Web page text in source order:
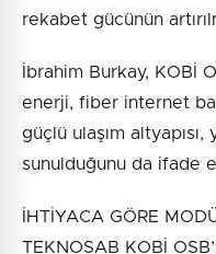
rekabet gücünün
İbrahim Burkay, KOBİ
enerji, fiber internet
güçlü ulaşım altyapısı,
sunulduğunu da ifade
İHTİYACA GÖRE
TEKNOSAB KOBİ